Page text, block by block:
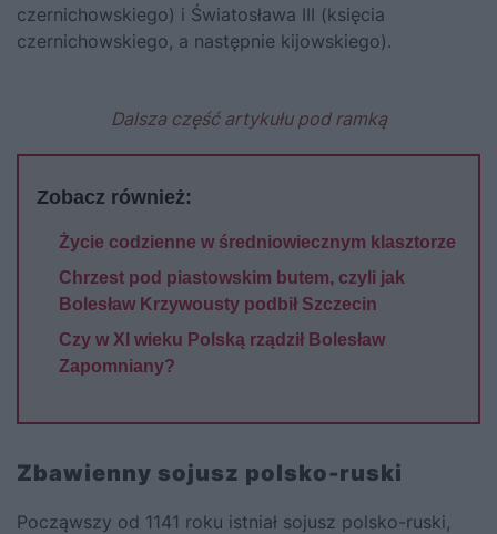
czernichowskiego) i Światosława III (księcia
czernichowskiego, a następnie kijowskiego).
Dalsza część artykułu pod ramką
Zobacz również:
Życie codzienne w średniowiecznym klasztorze
Chrzest pod piastowskim butem, czyli jak
Bolesław Krzywousty podbił Szczecin
Czy w XI wieku Polską rządził Bolesław
Zapomniany?
Zbawienny sojusz polsko-ruski
Począwszy od 1141 roku istniał sojusz polsko-ruski,